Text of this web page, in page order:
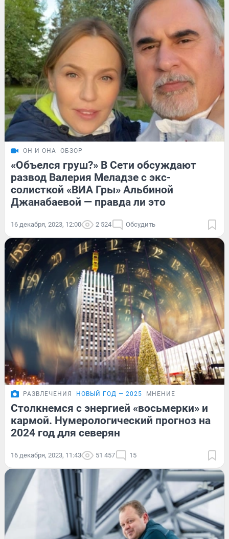
ОН И ОНА ОБЗОР
«Объелся груш?» В Сети обсуждают
развод Валерия Меладзе с экс-
солисткой «ВИА Гры» Альбиной
Джанабаевой — правда ли это
16 декабря, 2023, 12:00 2 524 Обсудить
РАЗВЛЕЧЕНИЯ НОВЫЙ ГОД — 2025 МНЕНИЕ
Столкнемся с энергией «восьмерки» и
кармой. Нумерологический прогноз на
2024 год для северян
16 декабря, 2023, 11:43 51 457 15